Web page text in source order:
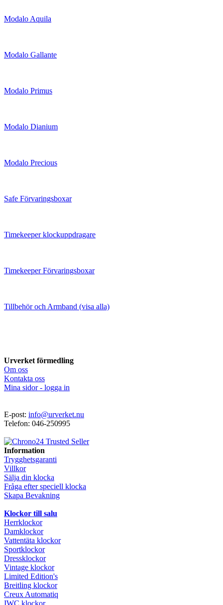
Modalo Aquila
Modalo Gallante
Modalo Primus
Modalo Dianium
Modalo Precious
Safe Förvaringsboxar
Timekeeper klockuppdragare
Timekeeper Förvaringsboxar
Tillbehör och Armband (visa alla)
Urverket förmedling
Om oss
Kontakta oss
Mina sidor - logga in
E-post: info@urverket.nu
Telefon: 046-250995
Information
Trygghetsgaranti
Villkor
Sälja din klocka
Fråga efter speciell klocka
Skapa Bevakning
Klockor till salu
Herrklockor
Damklockor
Vattentäta klockor
Sportklockor
Dressklockor
Vintage klockor
Limited Edition's
Breitling klockor
Creux Automatiq